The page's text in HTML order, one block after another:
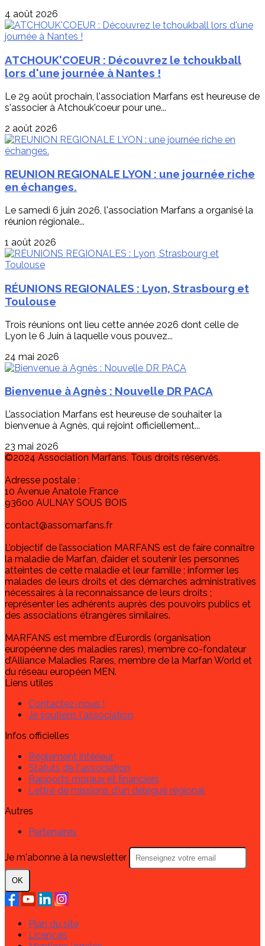
4 août 2026
ATCHOUK'COEUR : Découvrez le tchoukball
lors d'une journée à Nantes !
Le 29 août prochain, l'association Marfans est heureuse de
s'associer à Atchouk'coeur pour une...
2 août 2026
REUNION REGIONALE LYON : une journée riche
en échanges.
Le samedi 6 juin 2026, l'association Marfans a organisé la
réunion régionale...
1 août 2026
RÉUNIONS REGIONALES : Lyon, Strasbourg et
Toulouse
Trois réunions ont lieu cette année 2026 dont celle de
Lyon le 6 Juin à laquelle vous pouvez...
24 mai 2026
Bienvenue à Agnès : Nouvelle DR PACA
L’association Marfans est heureuse de souhaiter la
bienvenue à Agnès, qui rejoint officiellement...
23 mai 2026
©2024 Association Marfans. Tous droits réservés.
Adresse postale :
10 Avenue Anatole France
93600 AULNAY SOUS BOIS
contact@assomarfans.fr
L’objectif de l’association MARFANS est de faire connaître
la maladie de Marfan, d’aider et soutenir les personnes
atteintes de cette maladie et leur famille ; informer les
malades de leurs droits et des démarches administratives
nécessaires à la reconnaissance de leurs droits ;
représenter les adhérents auprès des pouvoirs publics et
des associations étrangères similaires.
MARFANS est membre d’Eurordis (organisation
européenne des maladies rares), membre co-fondateur
d’Alliance Maladies Rares, membre de la Marfan World et
du réseau européen MEN.
Liens utiles
Contactez-nous !
Je soutiens l'association
Infos officielles
Règlement intérieur
Statuts de l'association
Rapports moraux et financiers
Lettre de missions d'un délégué régional
Autres
Partenaires
Je m'abonne à la newsletter
OK
Plan du site
Licences